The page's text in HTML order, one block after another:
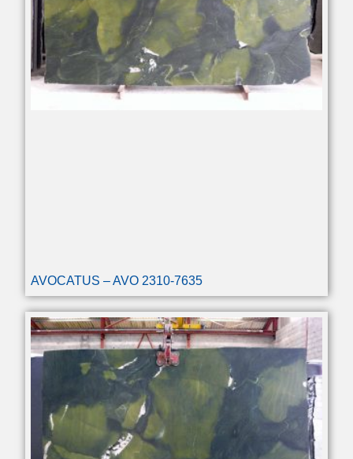
AVOCATUS – AVO 2310-7635